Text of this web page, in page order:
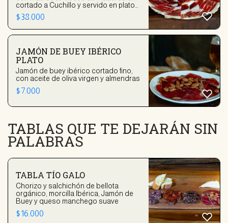
cortado a Cuchillo y servido en plato
con el pan tumaca a parte
$38.000
JAMÓN DE BUEY IBÉRICO
PLATO
Jamón de buey ibérico cortado fino,
con aceite de oliva virgen y almendras
$7.000
TABLAS QUE TE DEJARÁN SIN
PALABRAS
TABLA TÍO GALO
Chorizo y salchichón de bellota
orgánico, morcilla Ibérica, Jamón de
Buey y queso manchego suave
$16.000